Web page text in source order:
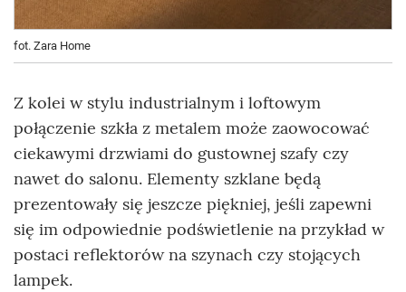
fot. Zara Home
Z kolei w stylu industrialnym i loftowym
połączenie szkła z metalem może zaowocować
ciekawymi drzwiami do gustownej szafy czy
nawet do salonu. Elementy szklane będą
prezentowały się jeszcze piękniej, jeśli zapewni
się im odpowiednie podświetlenie na przykład w
postaci reflektorów na szynach czy stojących
lampek.